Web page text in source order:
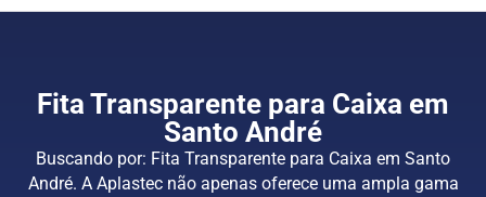
Fita Transparente para Caixa em
Santo André
Buscando por: Fita Transparente para Caixa em Santo
André. A Aplastec não apenas oferece uma ampla gama